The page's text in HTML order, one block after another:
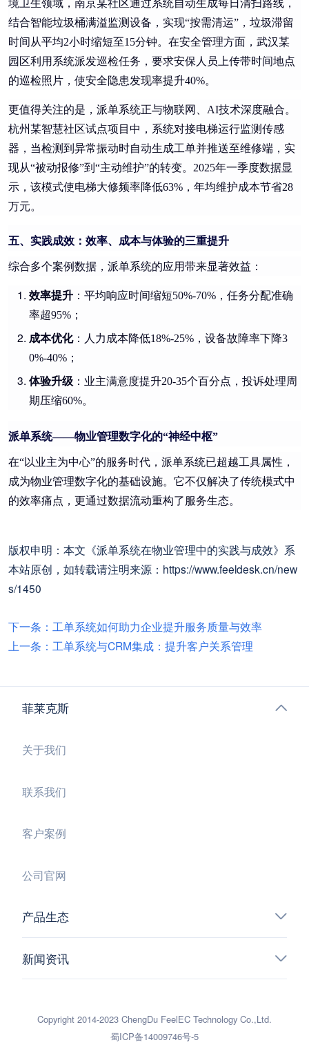
境卫生领域，南京某社区通过系统自动生成每日清扫路线，
结合智能垃圾桶满溢监测设备，实现“按需清运”，垃圾滞留
时间从平均2小时缩短至15分钟。在安全管理方面，武汉某
园区利用系统派发巡检任务，要求安保人员上传带时间地点
的巡检照片，使安全隐患发现率提升40%。
更值得关注的是，派单系统正与物联网、AI技术深度融合。
杭州某智慧社区试点项目中，系统对接电梯运行监测传感
器，当检测到异常振动时自动生成工单并推送至维修端，实
现从“被动报修”到“主动维护”的转变。2025年一季度数据显
示，该模式使电梯大修频率降低63%，年均维护成本节省28
万元。
五、实践成效：效率、成本与体验的三重提升
综合多个案例数据，派单系统的应用带来显著效益：
效率提升 ：平均响应时间缩短50%-70%，任务分配准确
率超95%；
成本优化：人力成本降低18%-25%，设备故障率下降3
0%-40%；
体验升级 ：业主满意度提升20-35个百分点，投诉处理周
期压缩60%。
派单系统——物业管理数字化的“神经中枢”
在“以业主为中心”的服务时代，派单系统已超越工具属性，
成为物业管理数字化的基础设施。它不仅解决了传统模式中
的效率痛点，更通过数据流动重构了服务生态。
版权申明：本文《派单系统在物业管理中的实践与成效》系
本站原创，如转载请注明来源：https://www.feeldesk.cn/new
s/1450
下一条：工单系统如何助力企业提升服务质量与效率
上一条：工单系统与CRM集成：提升客户关系管理 ​
菲莱克斯
关于我们
联系我们
客户案例
公司官网
产品生态
新闻资讯
Copyright 2014-2023 ChengDu FeelEC Technology Co.,Ltd.
蜀ICP备14009746号-5